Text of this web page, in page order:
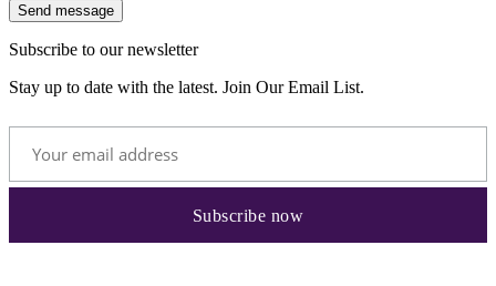
Send message
Subscribe to our newsletter
Stay up to date with the latest. Join Our Email List.